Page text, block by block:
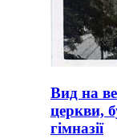
Вид на
церкви,
гімназії